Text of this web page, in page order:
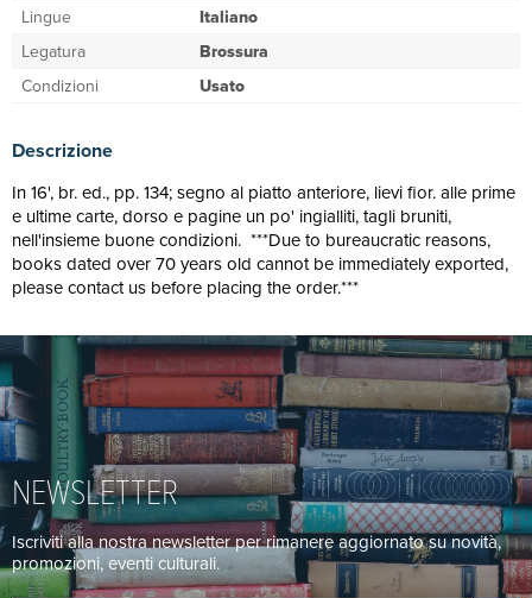
Lingue
Italiano
Legatura
Brossura
Condizioni
Usato
Descrizione
In 16', br. ed., pp. 134; segno al piatto anteriore, lievi fior. alle prime
e ultime carte, dorso e pagine un po' ingialliti, tagli bruniti,
nell'insieme buone condizioni. ***Due to bureaucratic reasons,
books dated over 70 years old cannot be immediately exported,
please contact us before placing the order.***
NEWSLETTER
Iscriviti alla nostra newsletter per rimanere aggiornato su novità,
promozioni, eventi culturali.